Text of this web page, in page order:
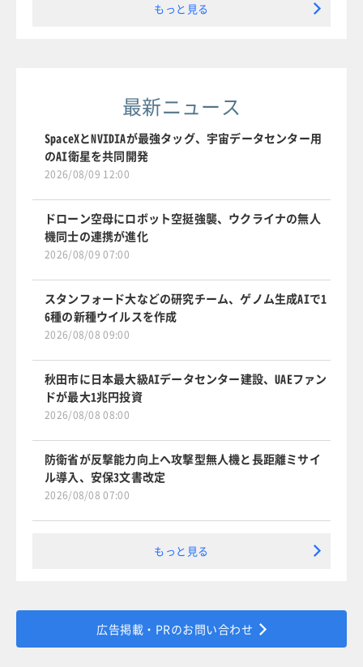
もっと見る
最新ニュース
SpaceXとNVIDIAが最強タッグ、宇宙データセンター用
のAI衛星を共同開発
2026/08/09 12:00
ドローン空母にロボット空挺強襲、ウクライナの無人
機同士の連携が進化
2026/08/09 07:00
スタンフォード大などの研究チーム、ゲノム生成AIで1
6種の新種ウイルスを作成
2026/08/08 09:00
秋田市に日本最大級AIデータセンター建設、UAEファン
ドが最大1兆円投資
2026/08/08 08:00
防衛省が反撃能力向上へ攻撃型無人機と長距離ミサイ
ル導入、安保3文書改定
2026/08/08 07:00
もっと見る
広告掲載・PRのお問い合わせ